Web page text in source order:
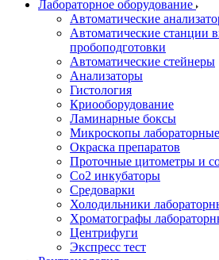
Лабораторное оборудование
Автоматические
Автоматические станции
пробоподготовки
Автоматические стейнеры
Анализаторы
Гистология
Криооборудование
Ламинарные боксы
Микроскопы лабораторные
Окраска препаратов
Проточные цитометры и
Со2 инкубаторы
Средоварки
Холодильники
Хроматографы
Центрифуги
Экспресс тест